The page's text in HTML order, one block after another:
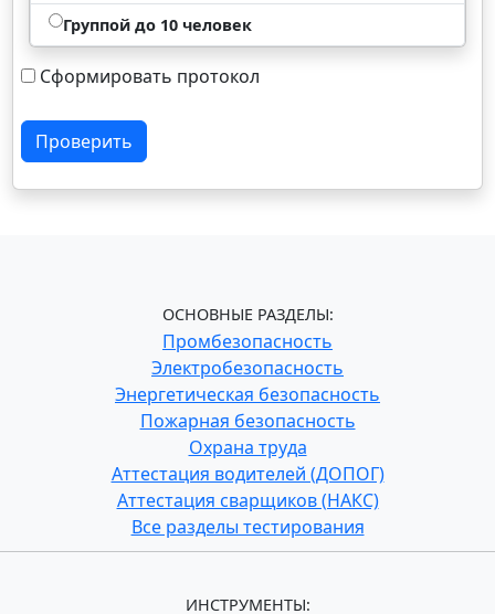
Группой до 10 человек
Сформировать протокол
Проверить
ОСНОВНЫЕ РАЗДЕЛЫ:
Промбезопасность
Электробезопасность
Энергетическая безопасность
Пожарная безопасность
Охрана труда
Аттестация водителей (ДОПОГ)
Аттестация сварщиков (НАКС)
Все разделы тестирования
ИНСТРУМЕНТЫ: